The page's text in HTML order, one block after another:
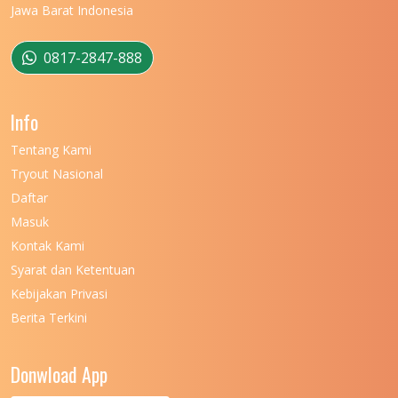
UNIVERSITAS MULAWARMAN
UNIVERSITAS MUSAMUS
UNIVERSITAS NEGERI KHAIRUN
UNIVERSITAS NEGERI MANADO
UNIVERSITAS NEGERI MEDAN
UNIVERSITAS NEGERI PADANG
UNIVERSITAS NUSA CENDANA
Jawa Barat Indonesia
0817-2847-888
Info
Tentang Kami
Tryout Nasional
Daftar
Masuk
Kontak Kami
Syarat dan Ketentuan
Kebijakan Privasi
Berita Terkini
Donwload App